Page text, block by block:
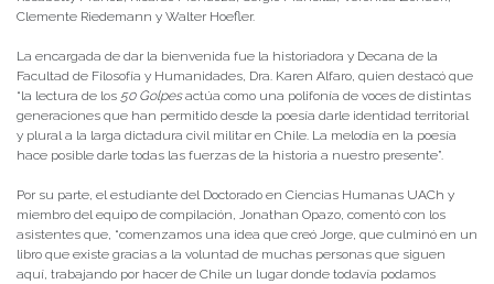
Clemente Riedemann y Walter Hoefler.
La encargada de dar la bienvenida fue la historiadora y Decana de la
Facultad de Filosofía y Humanidades, Dra. Karen Alfaro, quien destacó que
“la lectura de los 50 Golpesactúa como una polifonía de voces de distintas
generaciones que han permitido desde la poesía darle identidad territorial
y plural a la larga dictadura civil militar en Chile. La melodía en la poesía
hace posible darle todas las fuerzas de la historia a nuestro presente”.
Por su parte, el estudiante del Doctorado en Ciencias Humanas UACh y
miembro del equipo de compilación, Jonathan Opazo, comentó con los
asistentes que, “comenzamos una idea que creó Jorge, que culminó en un
libro que existe gracias a la voluntad de muchas personas que siguen
aquí, trabajando por hacer de Chile un lugar donde todavía podamos